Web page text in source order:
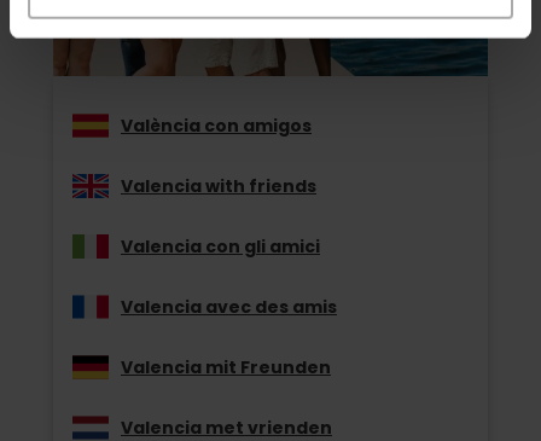
València con amigos
Valencia with friends
Valencia con gli amici
Valencia avec des amis
Valencia mit Freunden
Valencia met vrienden